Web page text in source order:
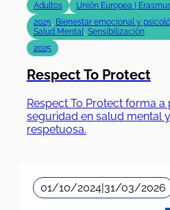
Adultos
Unión Europea |
2025, Bienestar emocional y
Salud Mental, Sensibilización
2025
Respect To Protect
Respect To Protect forma
seguridad en salud mental
respetuosa.
01/10/2024 31/03/2026